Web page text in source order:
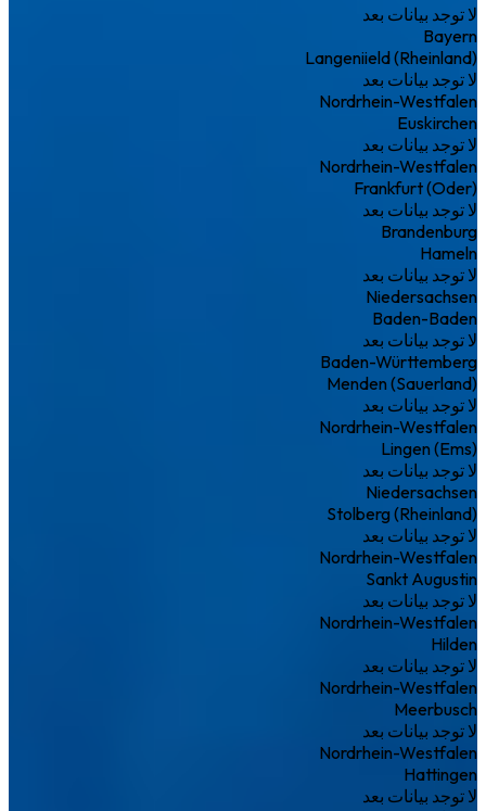
لا توجد بيانات بعد
Bayern
Langeniield (Rheinland)
لا توجد بيانات بعد
Nordrhein-Westfalen
Euskirchen
لا توجد بيانات بعد
Nordrhein-Westfalen
Frankfurt (Oder)
لا توجد بيانات بعد
Brandenburg
Hameln
لا توجد بيانات بعد
Niedersachsen
Baden-Baden
لا توجد بيانات بعد
Baden-Württemberg
Menden (Sauerland)
لا توجد بيانات بعد
Nordrhein-Westfalen
Lingen (Ems)
لا توجد بيانات بعد
Niedersachsen
Stolberg (Rheinland)
لا توجد بيانات بعد
Nordrhein-Westfalen
Sankt Augustin
لا توجد بيانات بعد
Nordrhein-Westfalen
Hilden
لا توجد بيانات بعد
Nordrhein-Westfalen
Meerbusch
لا توجد بيانات بعد
Nordrhein-Westfalen
Hattingen
لا توجد بيانات بعد